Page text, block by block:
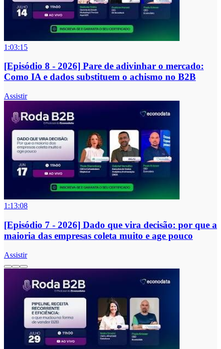
1:03:15
[Episódio 8 - 2026] Pare de adivinhar o mercado:
Como IA e dados substituem o achismo no B2B
Assistir
1:13:08
[Episódio 7 - 2026] Dado que vira decisão: por que a
maioria das empresas coleta muito e age pouco
Assistir